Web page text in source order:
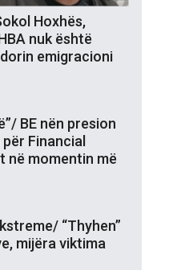
Hoxhës,
nuk është
emigracioni
BE nën presion
Financial
në momentin më
“Thyhen”
mijëra viktima